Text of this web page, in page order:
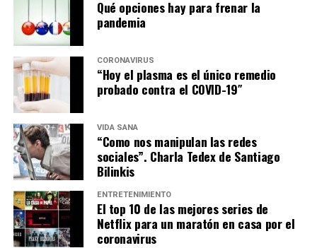
Qué opciones hay para frenar la
pandemia
CORONAVIRUS
“Hoy el plasma es el único remedio
probado contra el COVID-19″
VIDA SANA
“Como nos manipulan las redes
sociales”. Charla Tedex de Santiago
Bilinkis
ENTRETENIMIENTO
El top 10 de las mejores series de
Netflix para un maratón en casa por el
coronavirus